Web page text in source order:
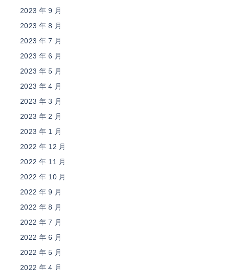
2023 年 9 月
2023 年 8 月
2023 年 7 月
2023 年 6 月
2023 年 5 月
2023 年 4 月
2023 年 3 月
2023 年 2 月
2023 年 1 月
2022 年 12 月
2022 年 11 月
2022 年 10 月
2022 年 9 月
2022 年 8 月
2022 年 7 月
2022 年 6 月
2022 年 5 月
2022 年 4 月